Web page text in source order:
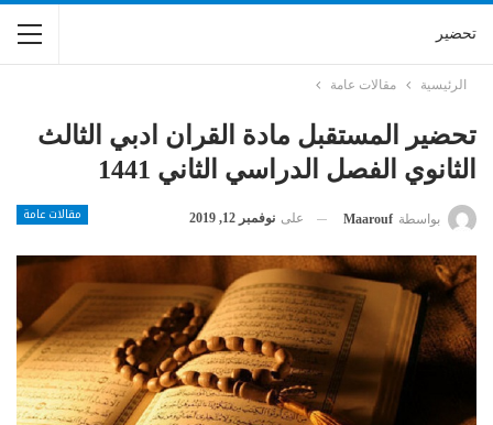
تحضير
الرئيسية مقالات عامة
تحضير المستقبل مادة القران ادبي الثالث
الثانوي الفصل الدراسي الثاني 1441
مقالات عامة بواسطة Maarouf على نوفمبر 12, 2019